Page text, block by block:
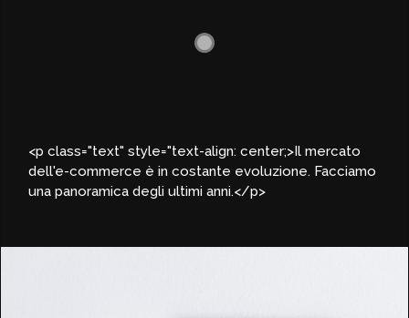
<p class="text" style="text-align: center;>Il mercato
dell'e-commerce è in costante evoluzione. Facciamo
una panoramica degli ultimi anni.</p>